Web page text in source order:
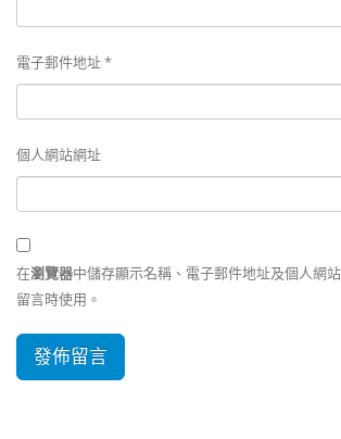
電子郵件地址*
個人網站網址
在瀏覽器中儲存顯示名稱、電子郵件地址及個人網
留言時使用。